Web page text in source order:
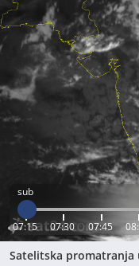
sub
07:15 07:30 07:45
Satelitska promatranja